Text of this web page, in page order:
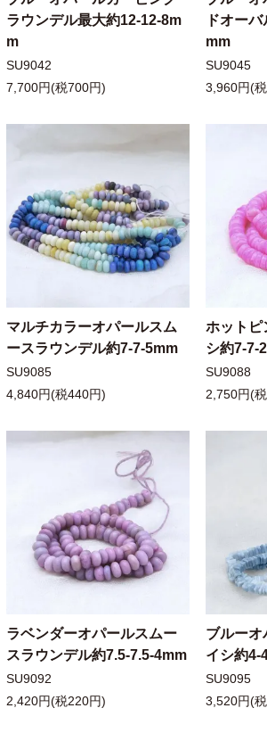
ラウンデル最大約12-12-8m
m
SU9042
7,700円(税700円)
ドオー
mm
SU9045
3,960円(
マルチカラーオパールスム
ースラウンデル約7-7-5mm
SU9085
4,840円(税440円)
ホットピ
シ約7-7-
SU9088
2,750円(
ラベンダーオパールスムー
スラウンデル約7.5-7.5-4mm
SU9092
2,420円(税220円)
ブルーオ
イシ約4-
SU9095
3,520円(